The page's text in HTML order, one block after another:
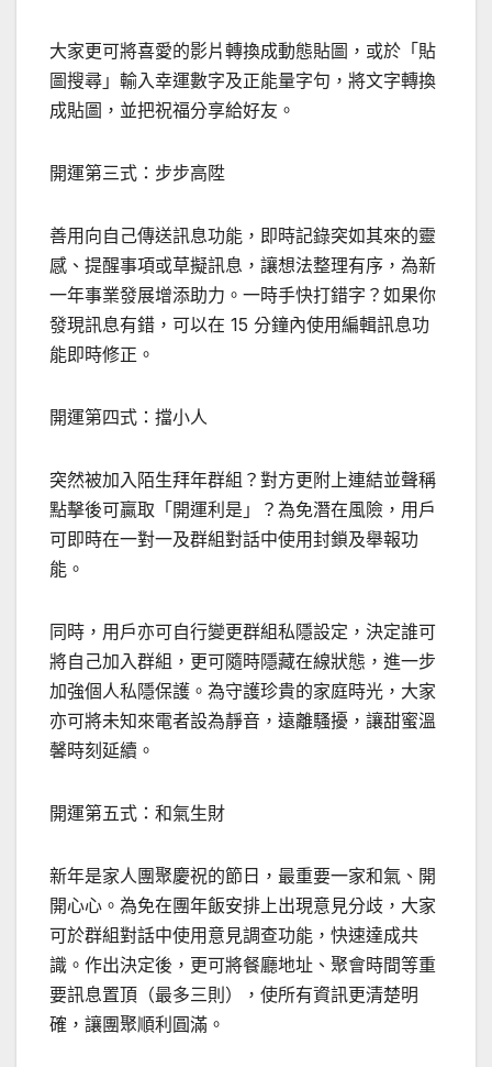
大家更可將喜愛的影片轉換成動態貼圖，或於「貼
圖搜尋」輸入幸運數字及正能量字句，將文字轉換
成貼圖，並把祝福分享給好友。
開運第三式：步步高陞
善用向自己傳送訊息功能，即時記錄突如其來的靈
感、提醒事項或草擬訊息，讓想法整理有序，為新
一年事業發展增添助力。一時手快打錯字？如果你
發現訊息有錯，可以在 15 分鐘內使用編輯訊息功
能即時修正。
開運第四式：擋小人
突然被加入陌生拜年群組？對方更附上連結並聲稱
點擊後可贏取「開運利是」？為免潛在風險，用戶
可即時在一對一及群組對話中使用封鎖及舉報功
能。
同時，用戶亦可自行變更群組私隱設定，決定誰可
將自己加入群組，更可隨時隱藏在線狀態，進一步
加強個人私隱保護。為守護珍貴的家庭時光，大家
亦可將未知來電者設為靜音，遠離騷擾，讓甜蜜溫
馨時刻延續。
開運第五式：和氣生財
新年是家人團聚慶祝的節日，最重要一家和氣、開
開心心。為免在團年飯安排上出現意見分歧，大家
可於群組對話中使用意見調查功能，快速達成共
識。作出決定後，更可將餐廳地址、聚會時間等重
要訊息置頂（最多三則），使所有資訊更清楚明
確，讓團聚順利圓滿。